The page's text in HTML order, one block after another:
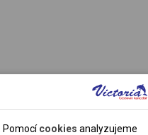
. Pomocícookies analyzujeme
webová stránka použitelná